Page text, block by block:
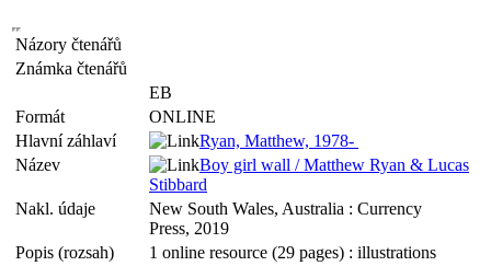
Názory čtenářů
Známka čtenářů
EB
Formát
ONLINE
Hlavní záhlaví
Ryan, Matthew, 1978-
Název
Boy girl wall / Matthew Ryan & Lucas
Stibbard
Nakl. údaje
New South Wales, Australia : Currency
Press, 2019
Popis (rozsah)
1 online resource (29 pages) : illustrations